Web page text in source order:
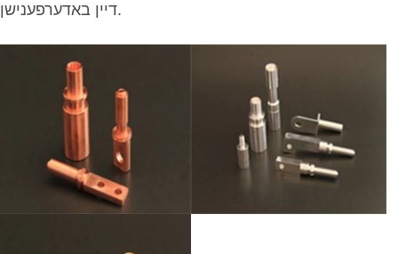
דיין באדערפענישן.